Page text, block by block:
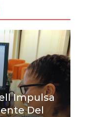
Impulsa
Del